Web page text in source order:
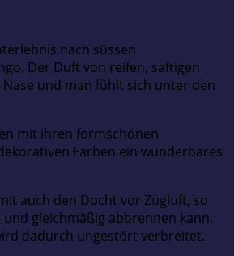
nach süssen
Der Duft von reifen, saftigen
und man fühlt sich unter den
mit ihren formschönen
Farben ein wunderbares
auch den Docht vor Zugluft, so
und gleichmäßig abbrennen kann.
dadurch ungestört verbreitet.